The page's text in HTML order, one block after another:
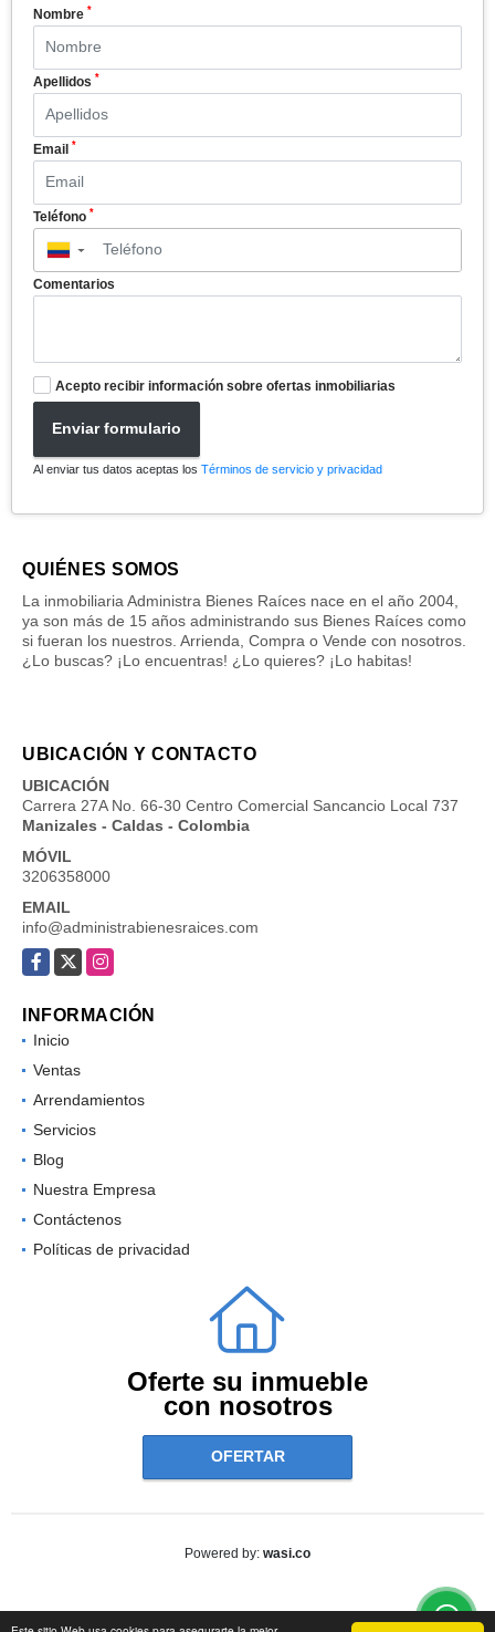
Nombre *
Apellidos *
Email *
Teléfono *
▼
Comentarios
Acepto recibir información sobre ofertas inmobiliarias
Enviar formulario
Al enviar tus datos aceptas los Términos de servicio y privacidad
QUIÉNES SOMOS
La inmobiliaria Administra Bienes Raíces nace en el año 2004,
ya son más de 15 años administrando sus Bienes Raíces como
si fueran los nuestros. Arrienda, Compra o Vende con nosotros.
¿Lo buscas? ¡Lo encuentras! ¿Lo quieres? ¡Lo habitas!
UBICACIÓN Y CONTACTO
UBICACIÓN
Carrera 27A No. 66-30 Centro Comercial Sancancio Local 737
Manizales - Caldas - Colombia
MÓVIL
3206358000
EMAIL
info@administrabienesraices.com
Facebook
X Instagram
INFORMACIÓN
Inicio
Ventas
Arrendamientos
Servicios
Blog
Nuestra Empresa
Contáctenos
Políticas de privacidad
Oferte su inmueble
con nosotros
OFERTAR
Powered by: wasi.co